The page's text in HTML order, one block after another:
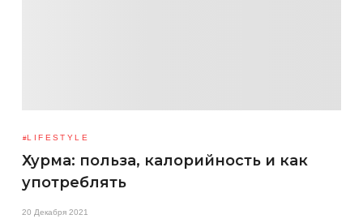
LIFESTYLE
Хурма: польза, калорийность и как
употреблять
20 Декабря 2021